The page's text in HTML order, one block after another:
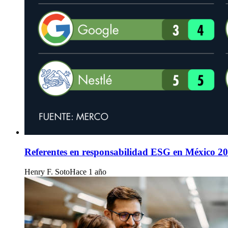
Referentes en responsabilidad ESG en México
Henry F. SotoHace 1 año